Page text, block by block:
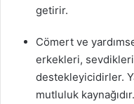
getirir.
Cömert ve
erkekleri,
destekleyicidirler.
mutluluk kaynağıdır.